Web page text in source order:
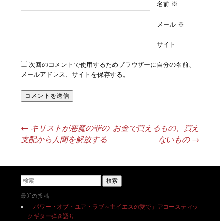
名前 ※
メール ※
サイト
次回のコメントで使用するためブラウザーに自分の名前、
メールアドレス、サイトを保存する。
投稿ナビゲーション
← キリストが悪魔の罪の
支配から人間を解放する
お金で買えるもの、買え
ないもの→
検索
最近の投稿
「パワー・オブ・ユア・ラブ～主イエスの愛で」アコースティッ
クギター弾き語り